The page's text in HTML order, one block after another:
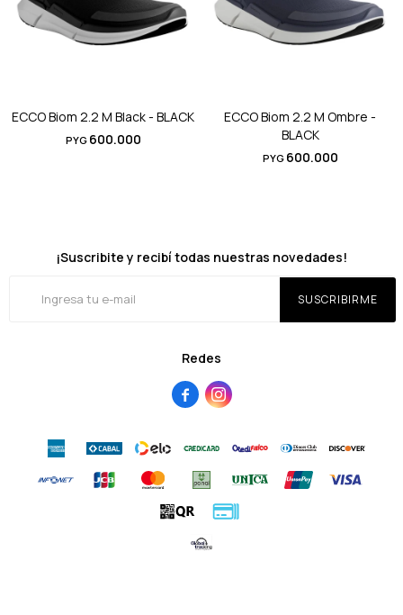
ECCO Biom 2.2 M Black - BLACK
PYG 600.000
ECCO Biom 2.2 M Ombre -
BLACK
PYG 600.000
Redes
 
¡Suscribite y recibí todas nuestras novedades!
SUSCRIBIRME